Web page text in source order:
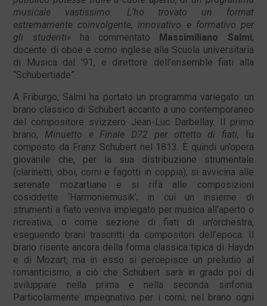
musicale vastissimo. L’ho trovato un format
estremamente coinvolgente, innovativo e formativo per
gli studenti» ha commentato Massimiliano Salmi,
docente di oboe e corno inglese alla Scuola universitaria
di Musica dal ’91, e direttore dell’ensemble fiati alla
“Schubertiade”.
A Friburgo, Salmi ha portato un programma variegato: un
brano classico di Schubert accanto a uno contemporaneo
del compositore svizzero Jean-Luc Darbellay. Il primo
brano, Minuetto e Finale D72 per ottetto di fiati, fu
composto da Franz Schubert nel 1813. È quindi un’opera
giovanile che, per la sua distribuzione strumentale
(clarinetti, oboi, corni e fagotti in coppia), si avvicina alle
serenate mozartiane e si rifà alle composizioni
cosiddette ‘Harmoniemusik’, in cui un insieme di
strumenti a fiato veniva impiegato per musica all’aperto o
ricreativa, o come sezione di fiati di un’orchestra,
eseguendo brani trascritti da compositori dell’epoca. Il
brano risente ancora della forma classica tipica di Haydn
e di Mozart, ma in esso si percepisce un preludio al
romanticismo, a ciò che Schubert sarà in grado poi di
sviluppare nella prima e nella seconda sinfonia.
Particolarmente impegnativo per i corni, nel brano ogni